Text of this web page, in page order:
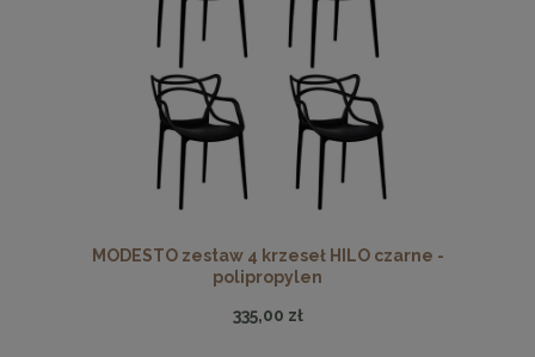
MODESTO zestaw 4 krzeseł HILO czarne -
polipropylen
335,00 zł